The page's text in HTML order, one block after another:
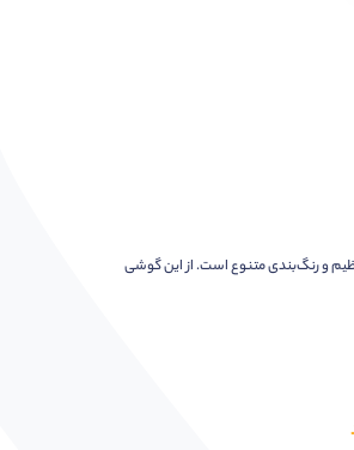
تنظیم و رنگ‌بندی متنوع است. از این گوشی